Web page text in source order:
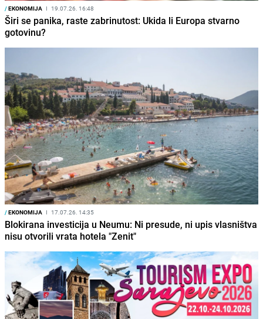
/EKONOMIJA I 19.07.26. 16:48
Širi se panika, raste zabrinutost: Ukida li Europa stvarno
gotovinu?
/EKONOMIJA I 17.07.26. 14:35
Blokirana investicija u Neumu: Ni presude, ni upis vlasništva
nisu otvorili vrata hotela "Zenit"